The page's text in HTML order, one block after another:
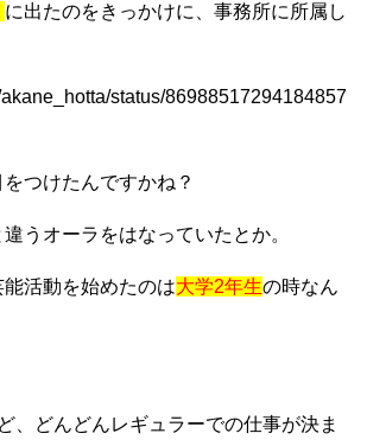
に出たのをきっかけに、事務所に所属し
akane_hotta/status/86988517294184857
つけたんですかね？
うオーラをはなっていたとか。
活動を始めたのは大学2年生の時なん
、どんどんレギュラーでの仕事が決ま